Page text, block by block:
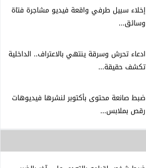
إخلاء سبيل طرفي واقعة فيديو مشاجرة فتاة
وسائق...
ادعاء تحرش وسرقة ينتهي بالاعتراف.. الداخلية
تكشف حقيقة...
ضبط صانعة محتوى بأكتوبر لنشرها فيديوهات
رقص بملابس...